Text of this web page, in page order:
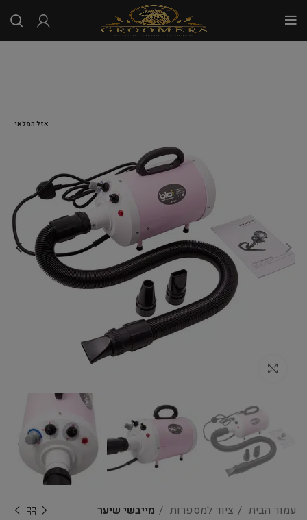
אזל המלאי
עמוד הבית ציוד למספרות מייבשי שיער